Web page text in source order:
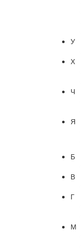
У
Х
Ч
Я
Б
В
Г
М